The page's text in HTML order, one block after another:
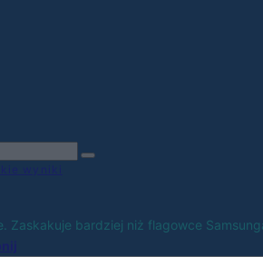
Zaskakuje bardziej niż flagowce